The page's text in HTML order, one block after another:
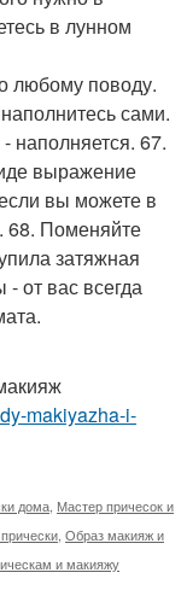
в лунном
любому поводу.
сами.
67.
выражение
вы можете в
68. Поменяйте
затяжная
- от вас всегда
makiyazha-i-
дома, Мастер причесок и
, Образ макияж и
и макияжу